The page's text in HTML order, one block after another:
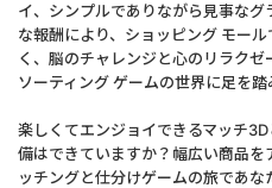
イ、シンプルでありながら見事な
な報酬により、ショッピング モー
く、脳のチャレンジと心のリラク
ソーティング ゲームの世界に足を踏
楽しくてエンジョイできるマッチ
備はできていますか？幅広い商品
ッチングと仕分けゲームの旅であな